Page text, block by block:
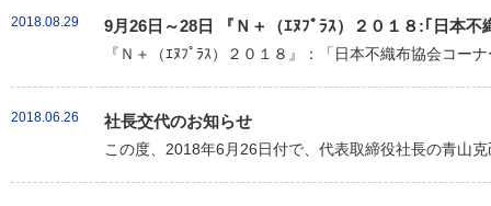
2018.08.29 9月26日～28日 『Ｎ＋（ｴﾇﾌﾟﾗｽ）２０１８:｢日本
『Ｎ＋（ｴﾇﾌﾟﾗｽ）２０１８』：「日本不織布協会コー
2018.06.26 社長交代のお知らせ
この度、2018年6月26日付で、代表取締役社長の青山